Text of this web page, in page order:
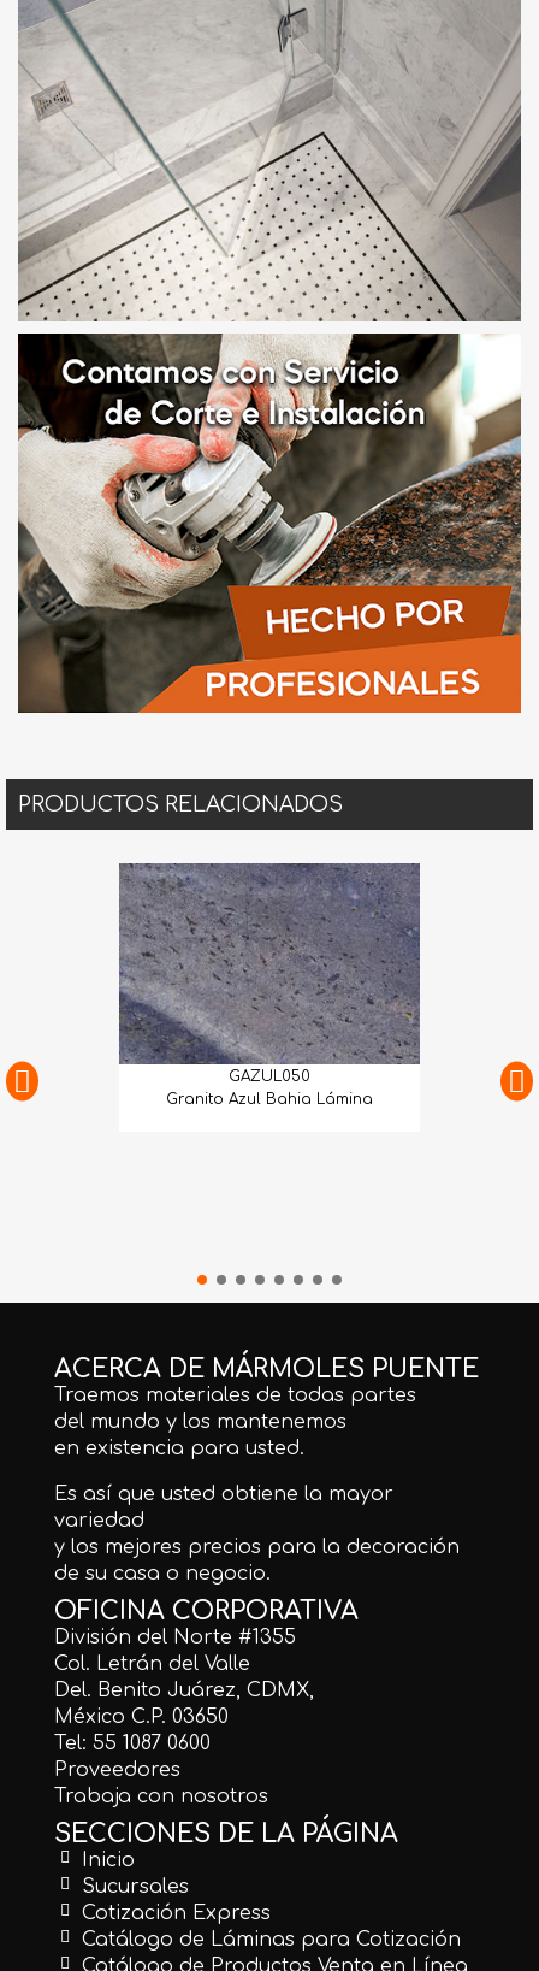
PRODUCTOS RELACIONADOS
GAZUL050
Granito Azul Bahia Lámina
ACERCA DE MÁRMOLES PUENTE
Traemos materiales de todas partes
del mundo y los mantenemos
en existencia para usted.
Es así que usted obtiene la mayor
variedad
y los mejores precios para la decoración
de su casa o negocio.
OFICINA CORPORATIVA
División del Norte #1355
Col. Letrán del Valle
Del. Benito Juárez, CDMX,
México C.P. 03650
Tel: 55 1087 0600
Proveedores
Trabaja con nosotros
SECCIONES DE LA PÁGINA
Inicio
Sucursales
Cotización Express
Catálogo de Láminas para Cotización
Catálogo de Productos Venta en Línea